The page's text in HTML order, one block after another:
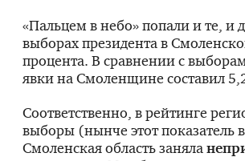
«Пальцем в небо» попали и те, и
выборах президента в
процента. В сравнении с
явки на Смоленщине составил
Соответственно, в рейтинге
выборы (нынче этот показатель
Смоленская область заняла